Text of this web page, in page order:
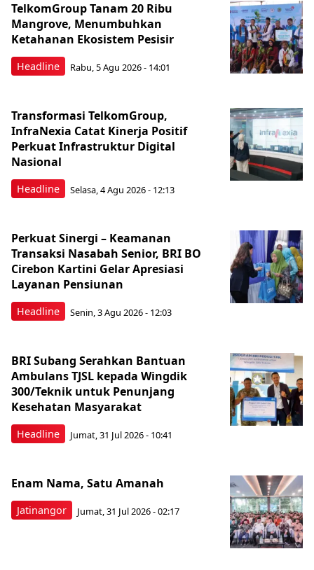
Headline
TelkomGroup Tanam 20 Ribu
Mangrove, Menumbuhkan
Ketahanan Ekosistem Pesisir
Rabu, 5 Agu 2026 - 14:01
Headline
Transformasi TelkomGroup,
InfraNexia Catat Kinerja Positif
Perkuat Infrastruktur Digital
Nasional
Selasa, 4 Agu 2026 - 12:13
Headline
Perkuat Sinergi – Keamanan
Transaksi Nasabah Senior, BRI BO
Cirebon Kartini Gelar Apresiasi
Layanan Pensiunan
Senin, 3 Agu 2026 - 12:03
Headline
BRI Subang Serahkan Bantuan
Ambulans TJSL kepada Wingdik
300/Teknik untuk Penunjang
Kesehatan Masyarakat ​
Jumat, 31 Jul 2026 - 10:41
Jatinangor
Enam Nama, Satu Amanah
Jumat, 31 Jul 2026 - 02:17